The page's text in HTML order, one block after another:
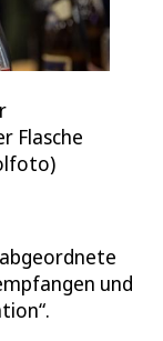
Flasche
und